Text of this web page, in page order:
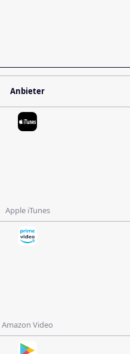
Anbieter
Apple iTunes
Amazon Video